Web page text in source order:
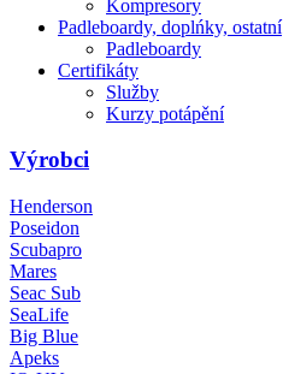
Kompresory
Padleboardy, doplńky, ostatní
Padleboardy
Certifikáty
Služby
Kurzy potápění
Výrobci
Henderson
Poseidon
Scubapro
Mares
Seac Sub
SeaLife
Big Blue
Apeks